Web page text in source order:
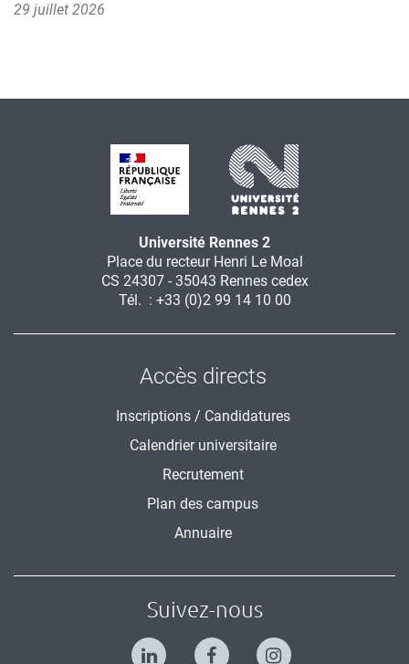
29 juillet 2026
Université Rennes 2
Place du recteur Henri Le Moal
CS 24307 - 35043 Rennes cedex
Tél. : +33 (0)2 99 14 10 00
Accès directs
Inscriptions / Candidatures
Calendrier universitaire
Recrutement
Plan des campus
Annuaire
Suivez-nous